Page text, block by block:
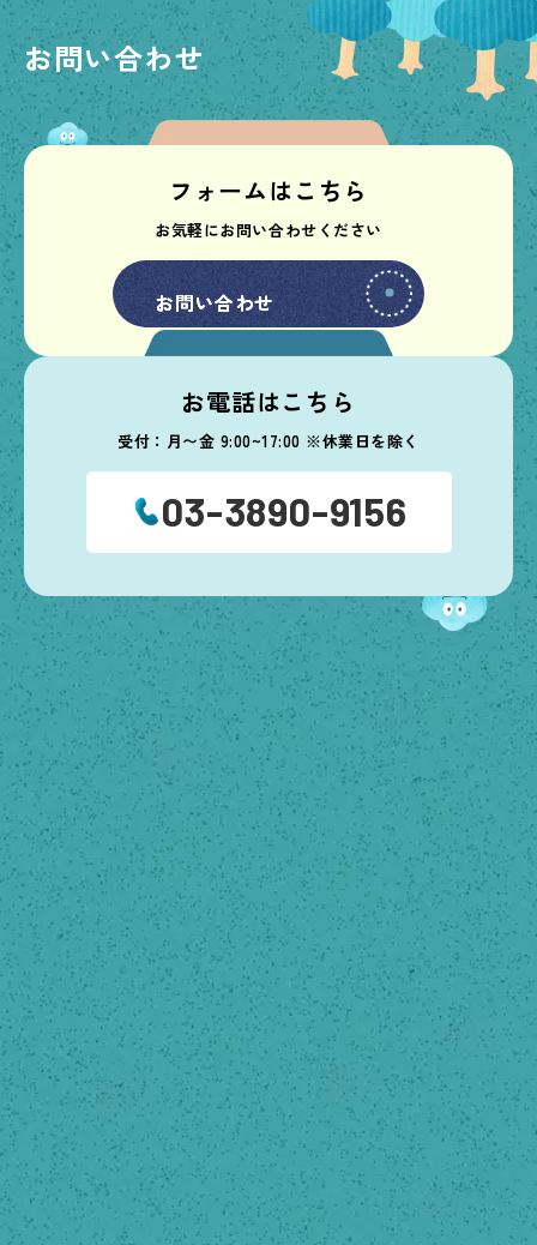
お問い合わせ
フォームはこちら
お気軽にお問い合わせください
お問い合わせ
お問い合わせ
お電話はこちら
受付：月〜金 9:00~17:00 ※休業日を除く
03-3890-9156